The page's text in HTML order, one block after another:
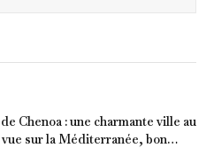
Chenoa : une charmante ville au
sur la Méditerranée, bon